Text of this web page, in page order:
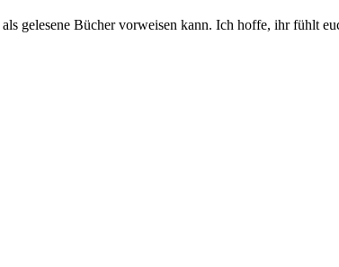
gelesene Bücher vorweisen kann. Ich hoffe, ihr fühlt